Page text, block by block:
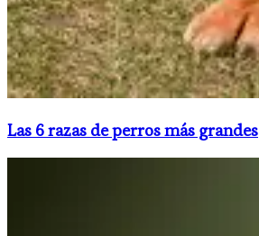
Las 6 razas de perros más grandes